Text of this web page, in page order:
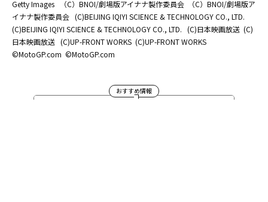
Getty Images
（C）BNOI/劇場版アイナナ製作委員会
（C）BNOI/劇場版ア
イナナ製作委員会 (C)BEIJING IQIYI SCIENCE & TECHNOLOGY CO., LTD.
(C)BEIJING IQIYI SCIENCE & TECHNOLOGY CO., LTD. (C)日本映画放送 (C)
日本映画放送 (C)UP-FRONT WORKS (C)UP-FRONT WORKS
©MotoGP.com ©MotoGP.com
おすすめ情報